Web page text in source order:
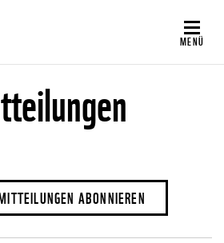
MENÜ
ABONNIEREN